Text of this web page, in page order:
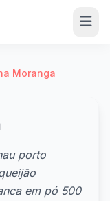
Moranga
porto
em pó 500